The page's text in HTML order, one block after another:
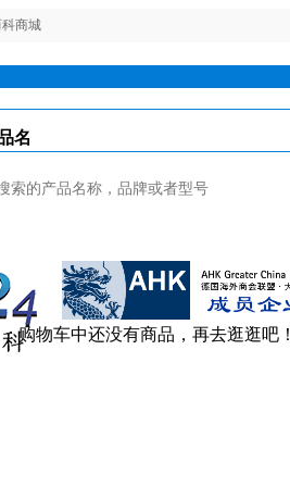
商城
购物车中还没有商品，再去逛逛吧！
名